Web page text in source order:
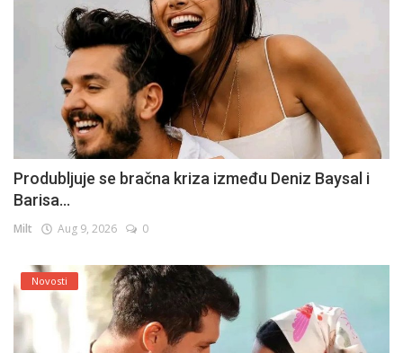
Produbljuje se bračna kriza između Deniz Baysal i
Barisa...
Milt Aug 9, 2026 0
Novosti